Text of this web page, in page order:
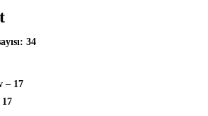
34
– 17